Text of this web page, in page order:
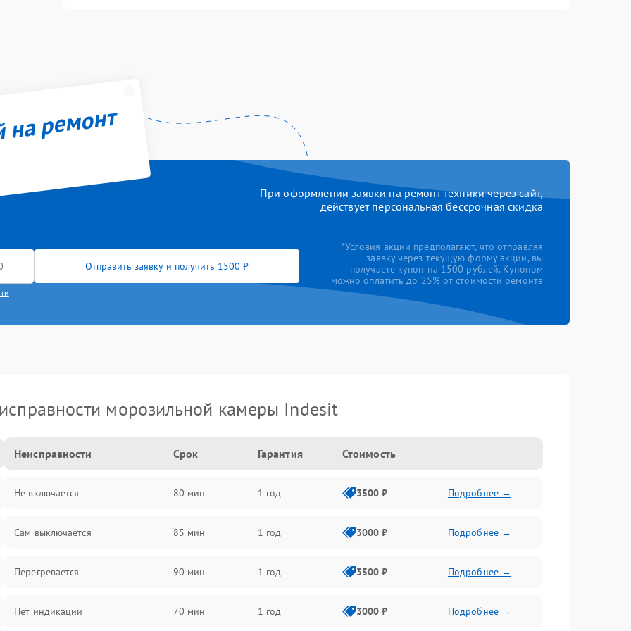
ремонт
При оформлении заявки на ремонт техники через сайт,
действует персональная бессрочная скидка
Отправить заявку и получить 1500 ₽
*Условия акции предполагают, что отправляя
заявку через текущую форму акции, вы
получаете купон на 1500 рублей. Купоном
можно оплатить до 25% от стоимости ремонта
морозильной камеры Indesit
Неисправности Срок Гарантия Стоимость
Не включается 80 мин 1 год 3500 ₽ Подробнее →
Сам выключается 85 мин 1 год 3000 ₽ Подробнее →
Перегревается 90 мин 1 год 3500 ₽ Подробнее →
Нет индикации 70 мин 1 год 3000 ₽ Подробнее →